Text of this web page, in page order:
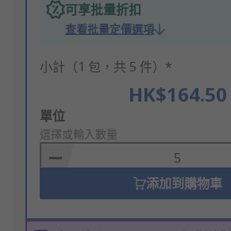
可享批量折扣
查看批量定價選項
小計（1 包，共 5 件）*
HK$164.50
Add
to
Basket
單位
選擇或輸入數量
添加到購物車